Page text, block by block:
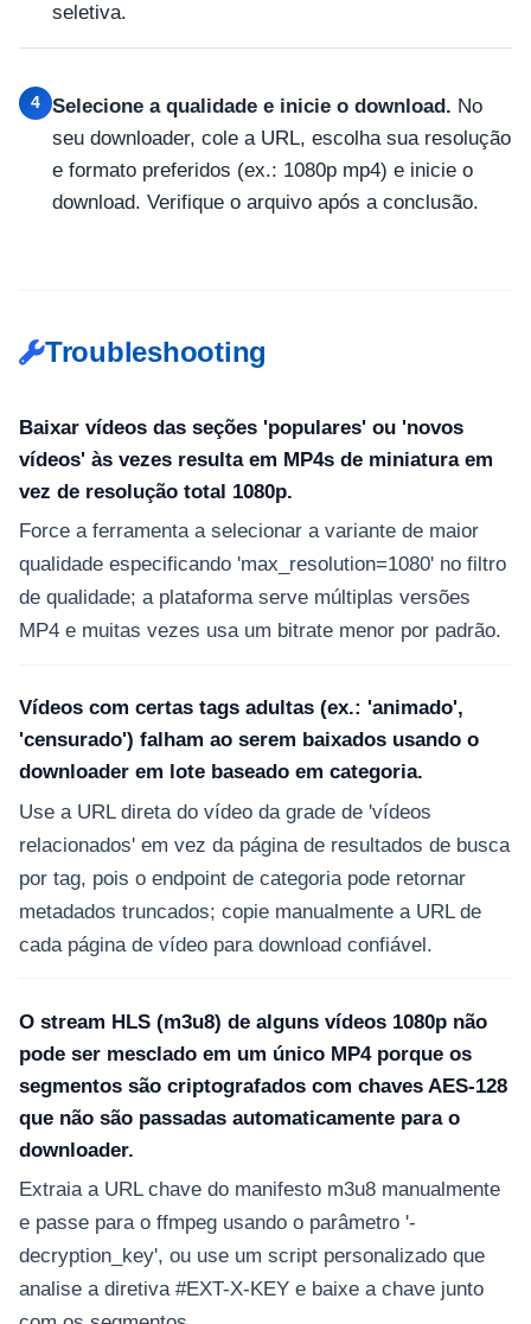
seletiva.
4 Selecione a qualidade e inicie o download. No
seu downloader, cole a URL, escolha sua resolução
e formato preferidos (ex.: 1080p mp4) e inicie o
download. Verifique o arquivo após a conclusão.
Troubleshooting
Baixar vídeos das seções 'populares' ou 'novos
vídeos' às vezes resulta em MP4s de miniatura em
vez de resolução total 1080p.
Force a ferramenta a selecionar a variante de maior
qualidade especificando 'max_resolution=1080' no filtro
de qualidade; a plataforma serve múltiplas versões
MP4 e muitas vezes usa um bitrate menor por padrão.
Vídeos com certas tags adultas (ex.: 'animado',
'censurado') falham ao serem baixados usando o
downloader em lote baseado em categoria.
Use a URL direta do vídeo da grade de 'vídeos
relacionados' em vez da página de resultados de busca
por tag, pois o endpoint de categoria pode retornar
metadados truncados; copie manualmente a URL de
cada página de vídeo para download confiável.
O stream HLS (m3u8) de alguns vídeos 1080p não
pode ser mesclado em um único MP4 porque os
segmentos são criptografados com chaves AES-128
que não são passadas automaticamente para o
downloader.
Extraia a URL chave do manifesto m3u8 manualmente
e passe para o ffmpeg usando o parâmetro '-
decryption_key', ou use um script personalizado que
analise a diretiva #EXT-X-KEY e baixe a chave junto